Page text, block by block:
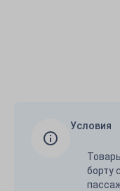
Условия
борту